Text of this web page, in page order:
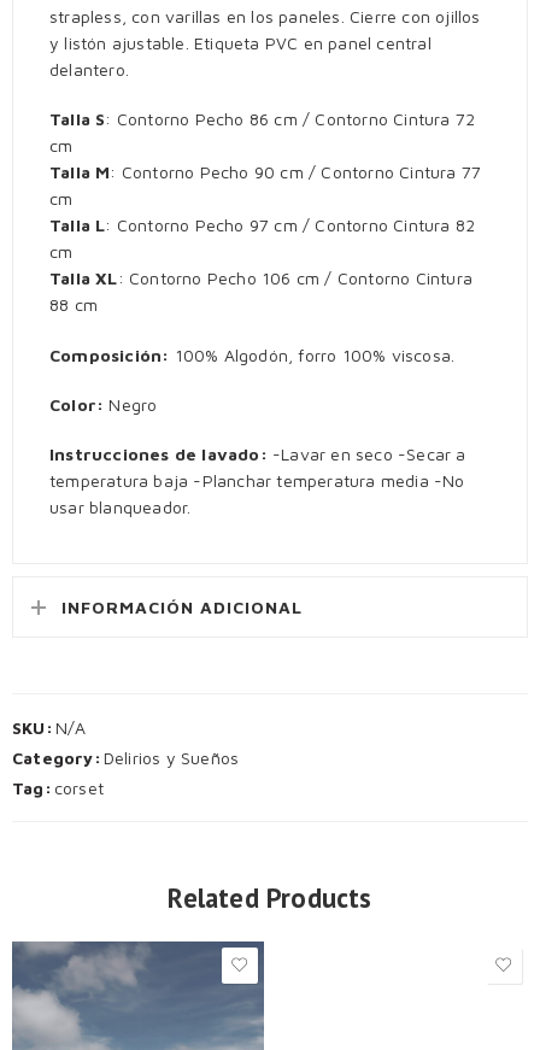
strapless, con varillas en los paneles. Cierre con ojillos
y listón ajustable. Etiqueta PVC en panel central
delantero.
Talla S: Contorno Pecho 86 cm / Contorno Cintura 72
cm
Talla M: Contorno Pecho 90 cm / Contorno Cintura 77
cm
Talla L: Contorno Pecho 97 cm / Contorno Cintura 82
cm
Talla XL: Contorno Pecho 106 cm / Contorno Cintura
88 cm
Composición: 100% Algodón, forro 100% viscosa.
Color: Negro
Instrucciones de lavado: -Lavar en seco -Secar a
temperatura baja -Planchar temperatura media -No
usar blanqueador.
INFORMACIÓN ADICIONAL
SKU: N/A
Category: Delirios y Sueños
Tag: corset
Related Products